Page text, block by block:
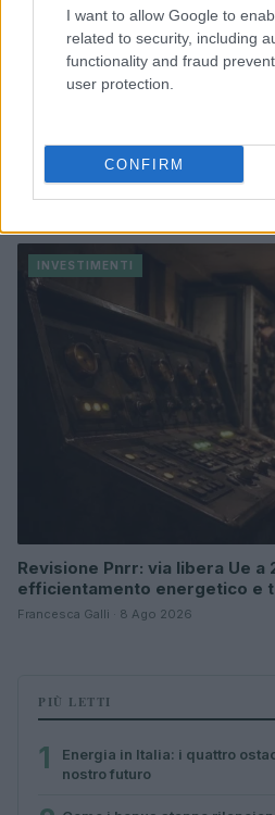
I want to allow Google to
related to security, including
functionality and fraud
user protection.
CONFIRM
Come i bonus stanno
INVESTIMENTI
Revisione Pnrr: via libera Ue a
efficientamento energetico e
Francesca Galli · 8 Ago 2026
PIÙ LETTI
1
Energia in Italia: i quattro
nostro futuro